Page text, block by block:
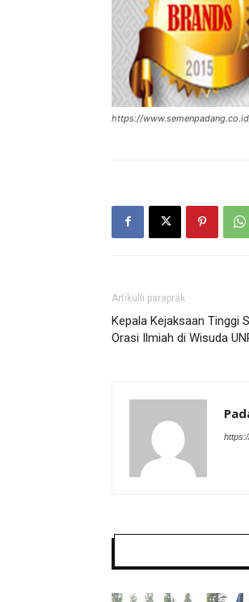
https://
Artikulli paraprak
Kepala Kejaksaan Tinggi
Orasi Ilmiah di Wisuda